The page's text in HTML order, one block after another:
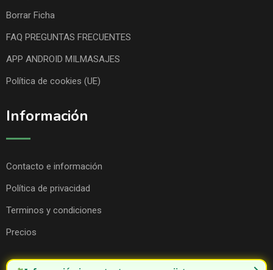
Borrar Ficha
FAQ PREGUNTAS FRECUENTES
APP ANDROID MILMASAJES
Política de cookies (UE)
Información
Contacto e información
Política de privacidad
Terminos y condiciones
Precios